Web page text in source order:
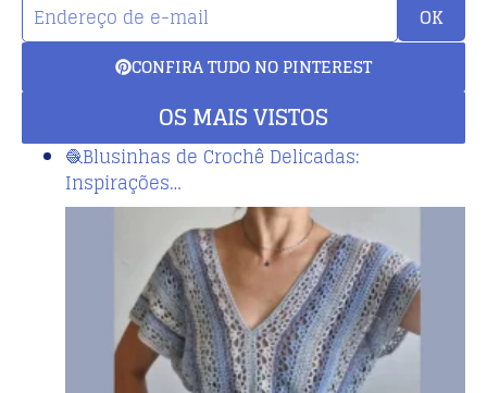
OK
CONFIRA TUDO NO PINTEREST
OS MAIS VISTOS
🧶Blusinhas de Crochê Delicadas:
Inspirações…